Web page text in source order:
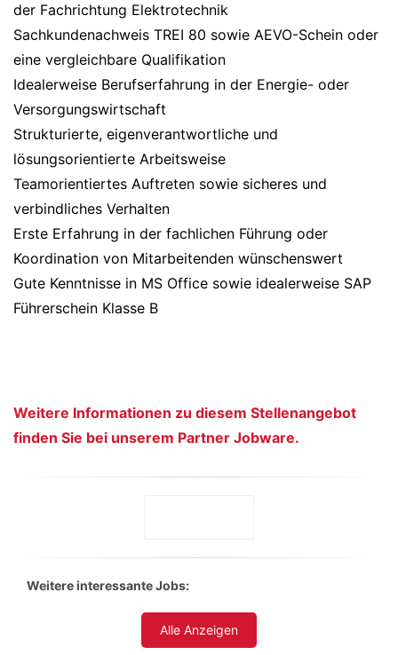
der Fachrichtung Elektrotechnik
Sachkundenachweis TREI 80 sowie AEVO-Schein oder
eine vergleichbare Qualifikation
Idealerweise Berufserfahrung in der Energie- oder
Versorgungswirtschaft
Strukturierte, eigenverantwortliche und
lösungsorientierte Arbeitsweise
Teamorientiertes Auftreten sowie sicheres und
verbindliches Verhalten
Erste Erfahrung in der fachlichen Führung oder
Koordination von Mitarbeitenden wünschenswert
Gute Kenntnisse in MS Office sowie idealerweise SAP
Führerschein Klasse B
Weitere Informationen zu diesem Stellenangebot
finden Sie bei unserem Partner Jobware.
Weitere interessante Jobs:
Alle Anzeigen